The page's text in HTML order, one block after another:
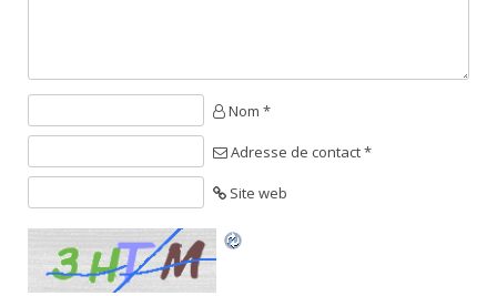
Nom *
Adresse de contact *
Site web